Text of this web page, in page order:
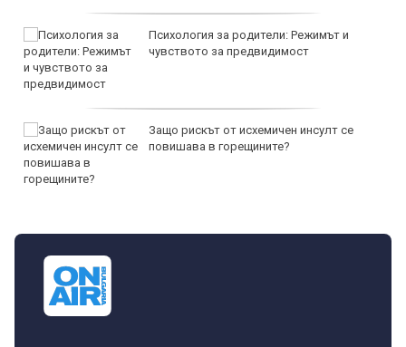
Психология за родители: Режимът и
чувството за предвидимост
Защо рискът от исхемичен инсулт се
повишава в горещините?